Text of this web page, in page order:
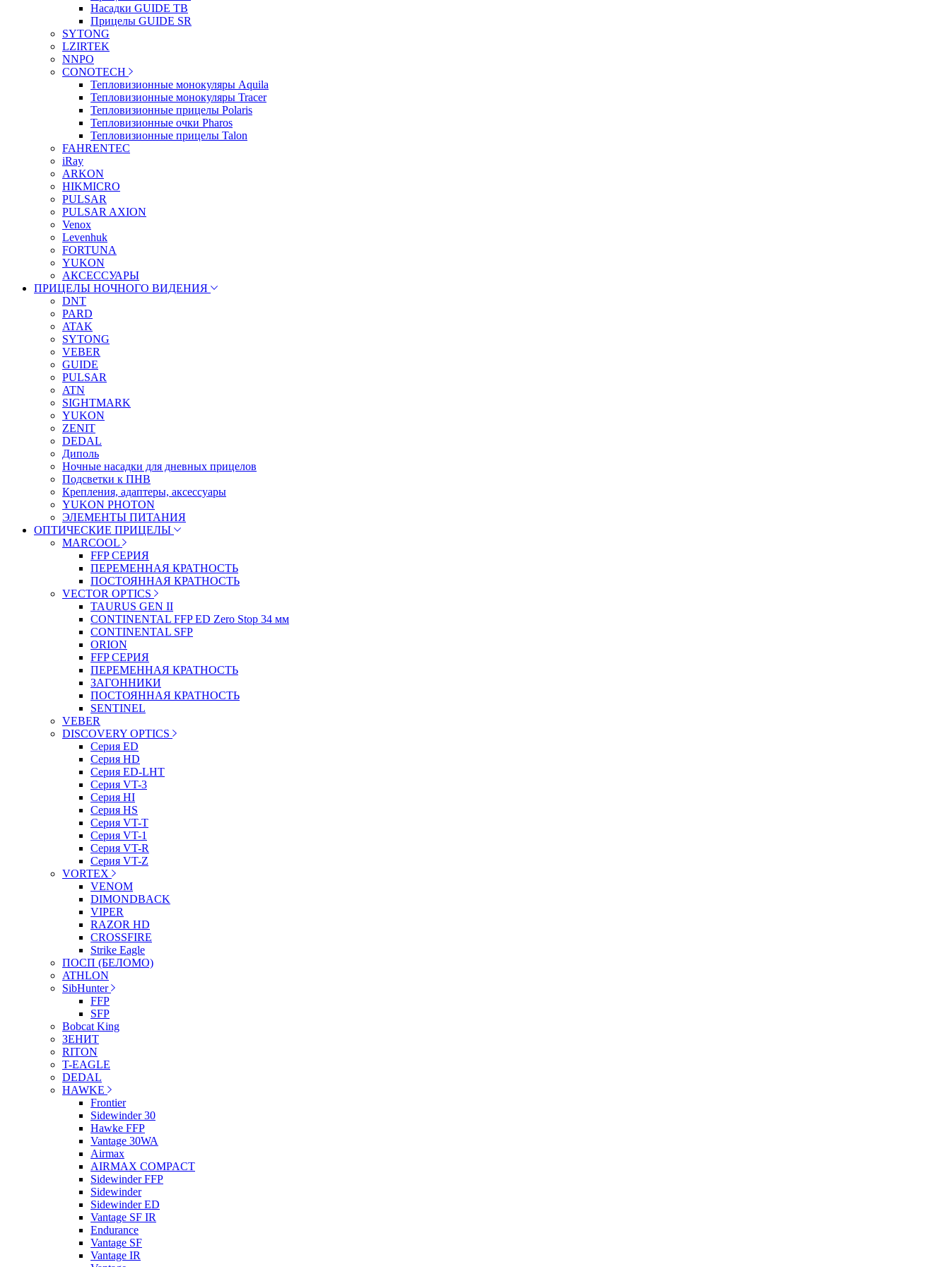
Насадки GUIDE TB
Прицелы GUIDE SR
SYTONG
LZIRTEK
NNPO
CONOTECH
Тепловизионные монокуляры Aquila
Тепловизионные монокуляры Tracer
Тепловизионные прицелы Polaris
Тепловизионные очки Pharos
Тепловизионные прицелы Talon
FAHRENTEC
iRay
ARKON
HIKMICRO
PULSAR
PULSAR AXION
Venox
Levenhuk
FORTUNA
YUKON
АКСЕССУАРЫ
ПРИЦЕЛЫ НОЧНОГО ВИДЕНИЯ
DNT
PARD
ATAK
SYTONG
VEBER
GUIDE
PULSAR
ATN
SIGHTMARK
YUKON
ZENIT
DEDAL
Диполь
Ночные насадки для дневных прицелов
Подсветки к ПНВ
Крепления, адаптеры, аксессуары
YUKON PHOTON
ЭЛЕМЕНТЫ ПИТАНИЯ
ОПТИЧЕСКИЕ ПРИЦЕЛЫ
MARCOOL
FFP СЕРИЯ
ПЕРЕМЕННАЯ КРАТНОСТЬ
ПОСТОЯННАЯ КРАТНОСТЬ
VECTOR OPTICS
TAURUS GEN II
CONTINENTAL FFP ED Zero Stop 34 мм
CONTINENTAL SFP
ORION
FFP СЕРИЯ
ПЕРЕМЕННАЯ КРАТНОСТЬ
ЗАГОННИКИ
ПОСТОЯННАЯ КРАТНОСТЬ
SENTINEL
VEBER
DISCOVERY OPTICS
Серия ED
Серия HD
Серия ED-LHT
Серия VT-3
Серия HI
Серия HS
Серия VT-T
Серия VT-1
Серия VT-R
Серия VT-Z
VORTEX
VENOM
DIMONDBACK
VIPER
RAZOR HD
CROSSFIRE
Strike Eagle
ПОСП (БЕЛОМО)
ATHLON
SibHunter
FFP
SFP
Bobcat King
ЗЕНИТ
RITON
T-EAGLE
DEDAL
HAWKE
Frontier
Sidewinder 30
Hawke FFP
Vantage 30WA
Airmax
AIRMAX COMPACT
Sidewinder FFP
Sidewinder
Sidewinder ED
Vantage SF IR
Endurance
Vantage SF
Vantage IR